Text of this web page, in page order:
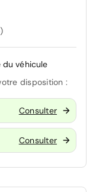
véhicule
disposition :
Consulter
Consulter